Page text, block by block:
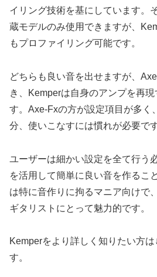
イリング技術を基にしています。
蔵モデルのみ使用できますが、
もプロファイリング可能です。
どちらも良い音を出せますが、
き、Kemperは自身のアンプを再
す。Axe-Fxの方が設定項目が多く
分、使いこなすには慣れが必要です
ユーザーは細かい設定を全て行う
を活用して簡単に良い音を作るこ
は特に音作りに拘るマニア向けで
ギタリストにとって魅力的です。
Kemperをより詳しく知りたい方
す。